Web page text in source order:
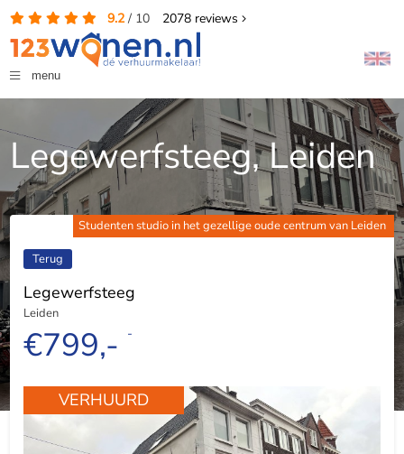
9.2/ 10 2078reviews
menu
Legewerfsteeg, Leiden
Studenten studio in het gezellige oude centrum van Leiden
Terug
Legewerfsteeg
Leiden
€799,- -
VERHUURD